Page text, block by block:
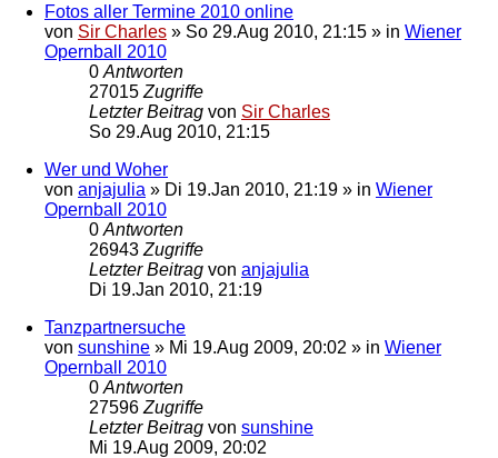
Fotos aller Termine 2010 online
von Sir Charles » So 29.Aug 2010, 21:15 » in Wiener
Opernball 2010
0 Antworten
27015 Zugriffe
Letzter Beitrag von Sir Charles
So 29.Aug 2010, 21:15
Wer und Woher
von anjajulia » Di 19.Jan 2010, 21:19 » in Wiener
Opernball 2010
0 Antworten
26943 Zugriffe
Letzter Beitrag von anjajulia
Di 19.Jan 2010, 21:19
Tanzpartnersuche
von sunshine » Mi 19.Aug 2009, 20:02 » in Wiener
Opernball 2010
0 Antworten
27596 Zugriffe
Letzter Beitrag von sunshine
Mi 19.Aug 2009, 20:02